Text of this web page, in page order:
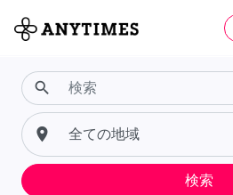
search
place
検索